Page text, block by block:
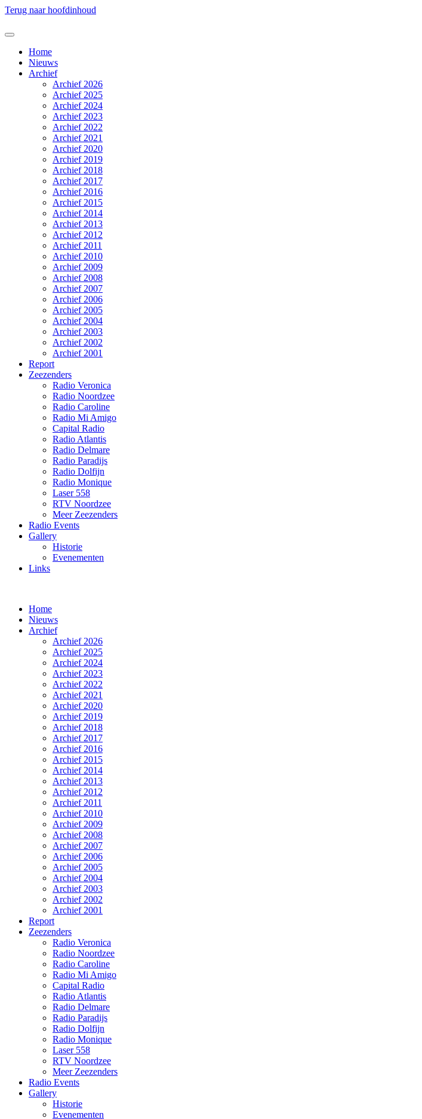
Terug naar hoofdinhoud
Home
Nieuws
Archief
Archief 2026
Archief 2025
Archief 2024
Archief 2023
Archief 2022
Archief 2021
Archief 2020
Archief 2019
Archief 2018
Archief 2017
Archief 2016
Archief 2015
Archief 2014
Archief 2013
Archief 2012
Archief 2011
Archief 2010
Archief 2009
Archief 2008
Archief 2007
Archief 2006
Archief 2005
Archief 2004
Archief 2003
Archief 2002
Archief 2001
Report
Zeezenders
Radio Veronica
Radio Noordzee
Radio Caroline
Radio Mi Amigo
Capital Radio
Radio Atlantis
Radio Delmare
Radio Paradijs
Radio Dolfijn
Radio Monique
Laser 558
RTV Noordzee
Meer Zeezenders
Radio Events
Gallery
Historie
Evenementen
Links
Home
Nieuws
Archief
Archief 2026
Archief 2025
Archief 2024
Archief 2023
Archief 2022
Archief 2021
Archief 2020
Archief 2019
Archief 2018
Archief 2017
Archief 2016
Archief 2015
Archief 2014
Archief 2013
Archief 2012
Archief 2011
Archief 2010
Archief 2009
Archief 2008
Archief 2007
Archief 2006
Archief 2005
Archief 2004
Archief 2003
Archief 2002
Archief 2001
Report
Zeezenders
Radio Veronica
Radio Noordzee
Radio Caroline
Radio Mi Amigo
Capital Radio
Radio Atlantis
Radio Delmare
Radio Paradijs
Radio Dolfijn
Radio Monique
Laser 558
RTV Noordzee
Meer Zeezenders
Radio Events
Gallery
Historie
Evenementen